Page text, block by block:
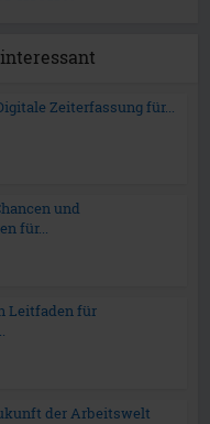
Zeiterfassung für...
und
für...
Leitfaden für
der Arbeitswelt